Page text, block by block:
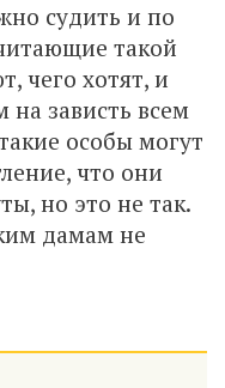
судить и по
такой
чего хотят, и
зависть всем
особы могут
что они
но это не так.
дамам не